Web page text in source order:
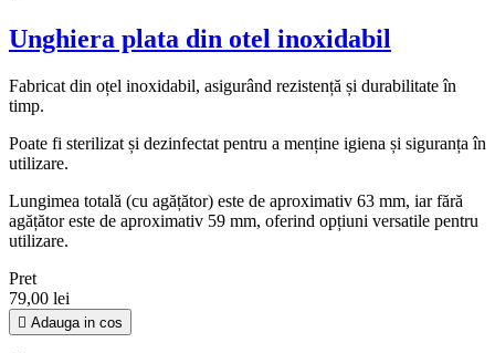
Unghiera plata din otel inoxidabil
Fabricat din oțel inoxidabil, asigurând rezistență și durabilitate în
timp.
Poate fi sterilizat și dezinfectat pentru a menține igiena și siguranța în
utilizare.
Lungimea totală (cu agățător) este de aproximativ 63 mm, iar fără
agățător este de aproximativ 59 mm, oferind opțiuni versatile pentru
utilizare.
Pret
79,00 lei
 Adauga in cos